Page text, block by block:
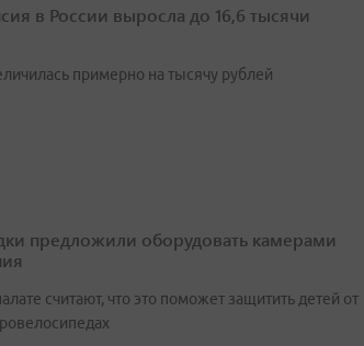
в России выросла до 16,6 тысячи
примерно на тысячу рублей
предложили оборудовать камерами
считают, что это поможет защитить детей от